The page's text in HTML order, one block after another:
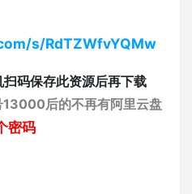
s/RdTZWfvYQMw
码保存此资源后再下载
13000后的不再有阿里云盘
密码